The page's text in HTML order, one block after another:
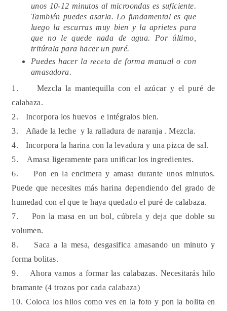
unos 10-12 minutos al microondas es suficiente.
También puedes asarla. Lo fundamental es que
luego la escurras muy bien y la aprietes para
que no le quede nada de agua. Por último,
tritúrala para hacer un puré.
Puedes hacer lareceta de forma manual o con
amasadora.
1.
Mezcla la mantequilla con el azúcar y el puré de
calabaza.
2.
Incorpora los huevos e intégralos bien.
3.
Añade la leche y la ralladura de naranja . Mezcla.
4.
Incorpora la harina con la levadura y una pizca de sal.
5.
Amasa ligeramente para unificar los ingredientes.
6.
Pon en la encimera y amasa durante unos minutos.
Puede que necesites más harina dependiendo del grado de
humedad con el que te haya quedado el puré de calabaza.
7.
Pon la masa en un bol, cúbrela y deja que doble su
volumen.
8.
Saca a la mesa, desgasifica amasando un minuto y
forma bolitas.
9.
Ahora vamos a formar las calabazas. Necesitarás hilo
bramante (4 trozos por cada calabaza)
10. Coloca los hilos como ves en la foto y pon la bolita en